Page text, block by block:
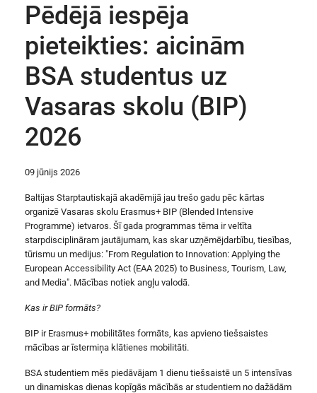
Pēdējā iespēja
pieteikties: aicinām
BSA studentus uz
Vasaras skolu (BIP)
2026
09 jūnijs 2026
Baltijas Starptautiskajā akadēmijā jau trešo gadu pēc kārtas
organizē Vasaras skolu Erasmus+ BIP (Blended Intensive
Programme) ietvaros. Šī gada programmas tēma ir veltīta
starpdisciplināram jautājumam, kas skar uzņēmējdarbību, tiesības,
tūrismu un medijus: "From Regulation to Innovation: Applying the
European Accessibility Act (EAA 2025) to Business, Tourism, Law,
and Media". Mācības notiek angļu valodā.
Kas ir BIP formāts?
BIP ir Erasmus+ mobilitātes formāts, kas apvieno tiešsaistes
mācības ar īstermiņa klātienes mobilitāti.
BSA studentiem mēs piedāvājam 1 dienu tiešsaistē un 5 intensīvas
un dinamiskas dienas kopīgās mācībās ar studentiem no dažādām